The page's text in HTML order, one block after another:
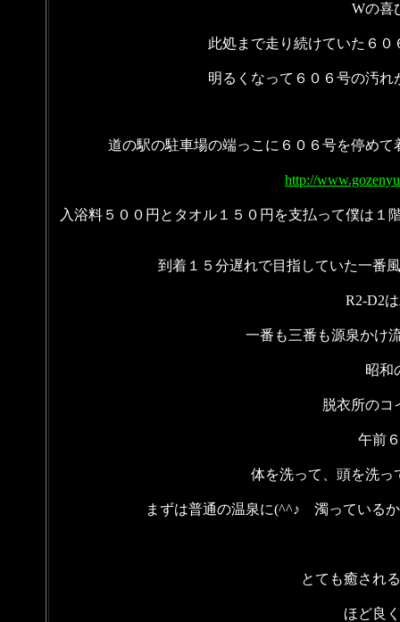
Wの喜
此処まで走り続けていた６
明るくなって６０６号の汚
道の駅の駐車場の端っこに６０６号を停め
http://
入浴料５００円とタオル１５０円を支払って僕は
到着１５分遅れで目指していた一番
R2-D2
一番も三番も源泉かけ
昭和
脱衣所のコ
午前
体を洗って、頭を洗っ
まずは普通の温泉に(^^♪ 濁っている
とても癒され
ほど良